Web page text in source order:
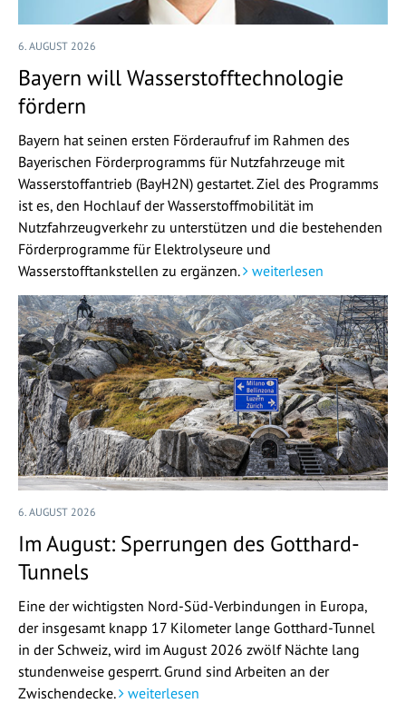
6. AUGUST 2026
Bayern will Wasserstofftechnologie
fördern
Bayern hat seinen ersten Förderaufruf im Rahmen des
Bayerischen Förderprogramms für Nutzfahrzeuge mit
Wasserstoffantrieb (BayH2N) gestartet. Ziel des Programms
ist es, den Hochlauf der Wasserstoffmobilität im
Nutzfahrzeugverkehr zu unterstützen und die bestehenden
Förderprogramme für Elektrolyseure und
Wasserstofftankstellen zu ergänzen.
weiterlesen
6. AUGUST 2026
Im August: Sperrungen des Gotthard-
Tunnels
Eine der wichtigsten Nord-Süd-Verbindungen in Europa,
der insgesamt knapp 17 Kilometer lange Gotthard-Tunnel
in der Schweiz, wird im August 2026 zwölf Nächte lang
stundenweise gesperrt. Grund sind Arbeiten an der
Zwischendecke.
weiterlesen